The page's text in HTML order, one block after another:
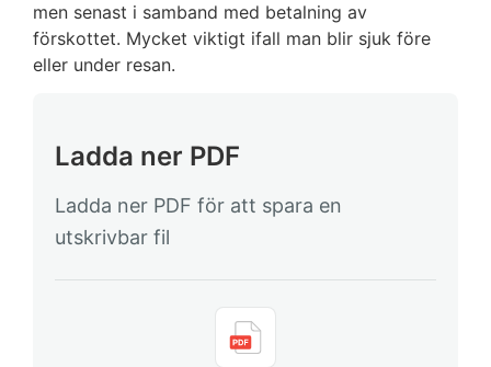
men senast i samband med betalning av
förskottet. Mycket viktigt ifall man blir sjuk före
eller under resan.
Ladda ner PDF
Ladda ner PDF för att spara en
utskrivbar fil